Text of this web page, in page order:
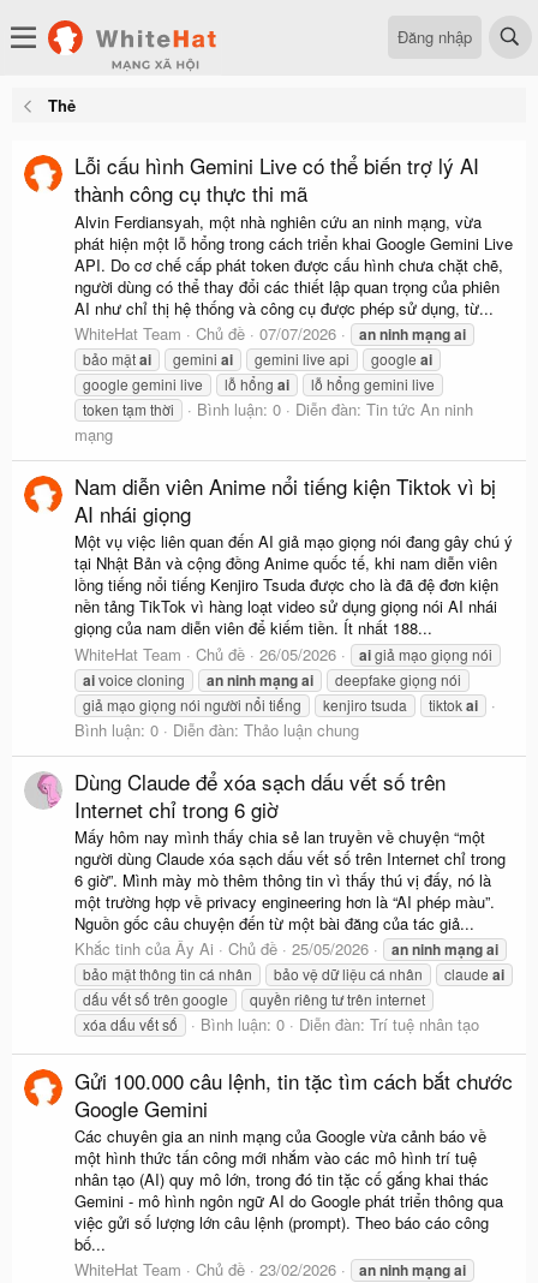
Đăng nhập
Thẻ
Lỗi cấu hình Gemini Live có thể biến trợ lý AI
thành công cụ thực thi mã
Alvin Ferdiansyah, một nhà nghiên cứu an ninh mạng, vừa
phát hiện một lỗ hổng trong cách triển khai Google Gemini Live
API. Do cơ chế cấp phát token được cấu hình chưa chặt chẽ,
người dùng có thể thay đổi các thiết lập quan trọng của phiên
AI như chỉ thị hệ thống và công cụ được phép sử dụng, từ...
WhiteHat Team
Chủ đề 07/07/2026 anninhmạngai
bảo mậtai gemini ai gemini live api google ai
google gemini live lỗ hổng ai
lỗ hổng gemini live
token tạm thời
Bình luận: 0 Diễn đàn: Tin tức An ninh
mạng
Nam diễn viên Anime nổi tiếng kiện Tiktok vì bị
AI nhái giọng
Một vụ việc liên quan đến AI giả mạo giọng nói đang gây chú ý
tại Nhật Bản và cộng đồng Anime quốc tế, khi nam diễn viên
lồng tiếng nổi tiếng Kenjiro Tsuda được cho là đã đệ đơn kiện
nền tảng TikTok vì hàng loạt video sử dụng giọng nói AI nhái
giọng của nam diễn viên để kiếm tiền. Ít nhất 188...
WhiteHat Team
Chủ đề 26/05/2026 aigiả mạo giọng nói
aivoice cloning anninhmạngai
deepfake giọng nói
giả mạo giọng nói người nổi tiếng
kenjiro tsuda tiktokai
Bình luận: 0 Diễn đàn: Thảo luận chung
Dùng Claude để xóa sạch dấu vết số trên
Internet chỉ trong 6 giờ
Mấy hôm nay mình thấy chia sẻ lan truyền về chuyện “một
người dùng Claude xóa sạch dấu vết số trên Internet chỉ trong
6 giờ”. Mình mày mò thêm thông tin vì thấy thú vị đấy, nó là
một trường hợp về privacy engineering hơn là “AI phép màu”.
Nguồn gốc câu chuyện đến từ một bài đăng của tác giả...
Khắc tinh của Ây Ai
Chủ đề 25/05/2026 anninhmạngai
bảo mật thông tin cá nhân bảo vệ dữ liệu cá nhân claude ai
dấu vết số trên google
quyền riêng tư trên internet
xóa dấu vết số
Bình luận: 0 Diễn đàn: Trí tuệ nhân tạo
Gửi 100.000 câu lệnh, tin tặc tìm cách bắt chước
Google Gemini
Các chuyên gia an ninh mạng của Google vừa cảnh báo về
một hình thức tấn công mới nhắm vào các mô hình trí tuệ
nhân tạo (AI) quy mô lớn, trong đó tin tặc cố gắng khai thác
Gemini - mô hình ngôn ngữ AI do Google phát triển thông qua
việc gửi số lượng lớn câu lệnh (prompt). Theo báo cáo công
bố...
WhiteHat Team
Chủ đề 23/02/2026 anninhmạngai